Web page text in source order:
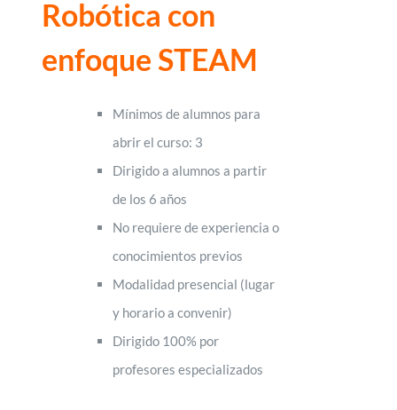
Robótica con
enfoque STEAM
Mínimos de alumnos para
abrir el curso: 3
Dirigido a alumnos a partir
de los 6 años
No requiere de experiencia o
conocimientos previos
Modalidad presencial (lugar
y horario a convenir)
Dirigido 100% por
profesores especializados